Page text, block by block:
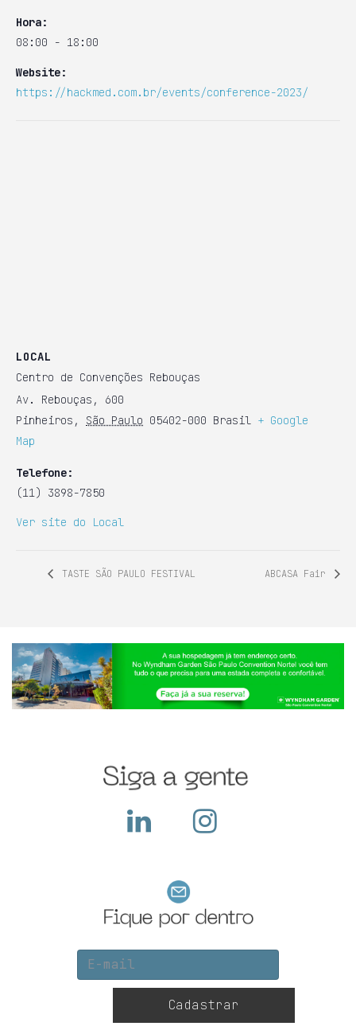
Hora:
08:00 - 18:00
Website:
https://hackmed.com.br/events/conference-2023/
LOCAL
Centro de Convenções Rebouças
Av. Rebouças, 600
Pinheiros , São Paulo 05402-000 Brasil
+ Google
Map
Telefone:
(11) 3898-7850
Ver site do Local
TASTE SÃO PAULO FESTIVAL ABCASA Fair